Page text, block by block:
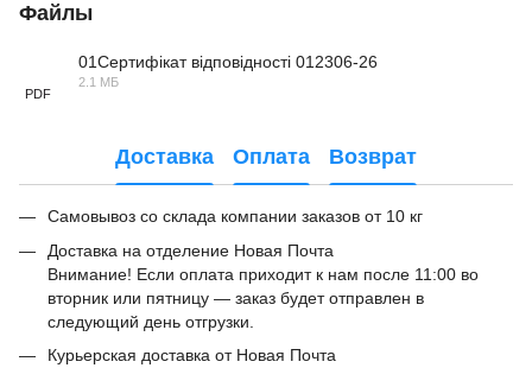
Файлы
PDF
01Сертифікат відповідності 012306-26
2.1 МБ
Доставка Оплата Возврат
Самовывоз со склада компании заказов от 10 кг
Доставка на отделение Новая Почта
Внимание! Если оплата приходит к нам после 11:00 во
вторник или пятницу — заказ будет отправлен в
следующий день отгрузки.
Курьерская доставка от Новая Почта